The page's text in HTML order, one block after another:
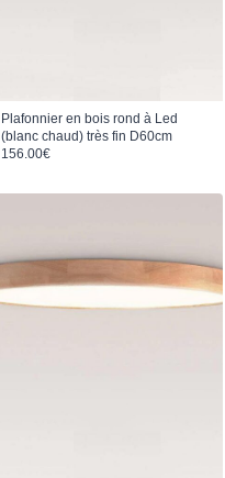
Plafonnier en bois rond à Led
(blanc chaud) très fin D60cm
156.00€